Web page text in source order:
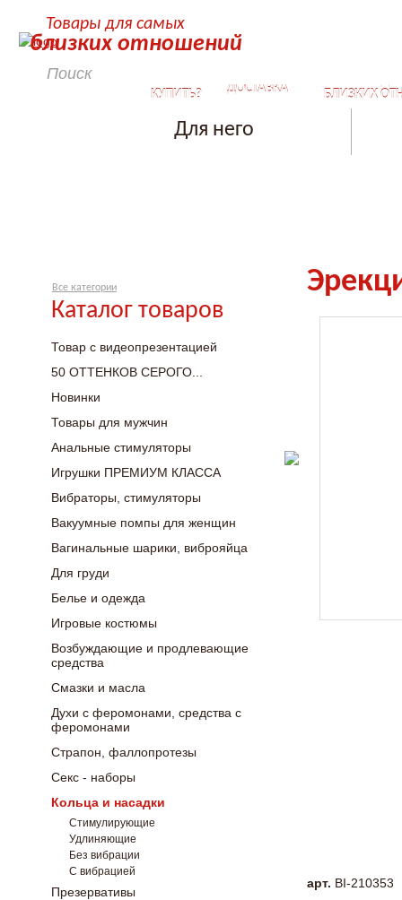
Товары для самых
близких отношений
КУПИТЬ?
ДОСТАВКА
СЕКРЕТЫ
БЛИЗКИХ
Для него
Все категории
Каталог товаров
Товар с видеопрезентацией
50 ОТТЕНКОВ СЕРОГО...
Новинки
Товары для мужчин
Анальные стимуляторы
Игрушки ПРЕМИУМ КЛАССА
Вибраторы, стимуляторы
Вакуумные помпы для женщин
Вагинальные шарики, виброяйца
Для груди
Белье и одежда
Игровые костюмы
Возбуждающие и продлевающие
средства
Смазки и масла
Духи с феромонами, средства с
феромонами
Страпон, фаллопротезы
Секс - наборы
Кольца и насадки
Стимулирующие
Удлиняющие
Без вибрации
С вибрацией
Презервативы
арт. BI-210353